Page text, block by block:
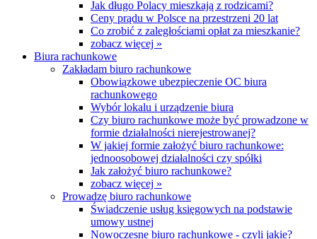
Jak długo Polacy mieszkają z rodzicami?
Ceny prądu w Polsce na przestrzeni 20 lat
Co zrobić z zaległościami opłat za mieszkanie?
zobacz więcej »
Biura rachunkowe
Zakładam biuro rachunkowe
Obowiązkowe ubezpieczenie OC biura
rachunkowego
Wybór lokalu i urządzenie biura
Czy biuro rachunkowe może być prowadzone w
formie działalności nierejestrowanej?
W jakiej formie założyć biuro rachunkowe:
jednoosobowej działalności czy spółki
Jak założyć biuro rachunkowe?
zobacz więcej »
Prowadzę biuro rachunkowe
Świadczenie usług księgowych na podstawie
umowy ustnej
Nowoczesne biuro rachunkowe - czyli jakie?